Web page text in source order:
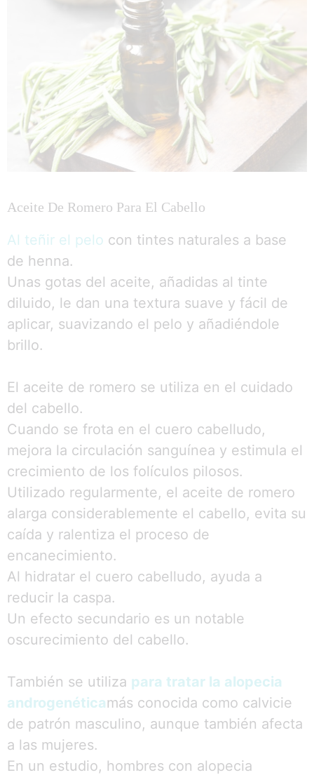
Aceite De Romero Para El Cabello
Al teñir el pelo con tintes naturales a base
de henna.
Unas gotas del aceite, añadidas al tinte
diluido, le dan una textura suave y fácil de
aplicar, suavizando el pelo y añadiéndole
brillo.
El aceite de romero se utiliza en el cuidado
del cabello.
Cuando se frota en el cuero cabelludo,
mejora la circulación sanguínea y estimula el
crecimiento de los folículos pilosos.
Utilizado regularmente, el aceite de romero
alarga considerablemente el cabello, evita su
caída y ralentiza el proceso de
encanecimiento.
Al hidratar el cuero cabelludo, ayuda a
reducir la caspa.
Un efecto secundario es un notable
oscurecimiento del cabello.
También se utiliza para tratar la alopecia
androgenéticamás conocida como calvicie
de patrón masculino, aunque también afecta
a las mujeres.
En un estudio, hombres con alopecia